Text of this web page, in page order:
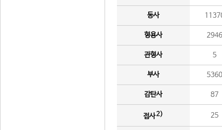
동사
형용사 2946
관형사 5
부사 5360
감탄사 87
접사2) 25